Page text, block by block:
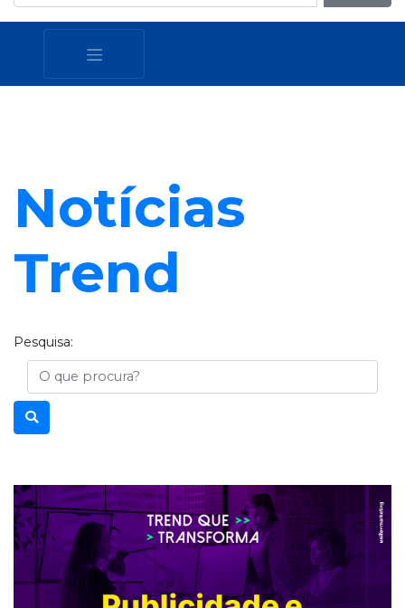
Notícias
Trend
Pesquisa:
Busca